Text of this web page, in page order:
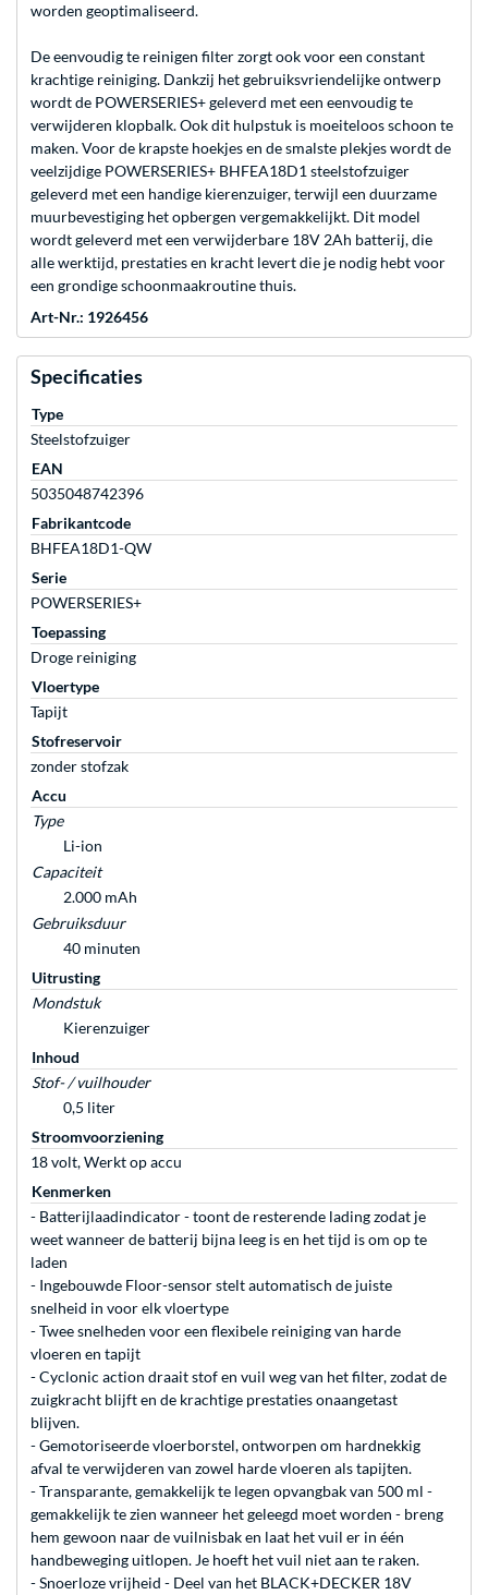
worden geoptimaliseerd.
De eenvoudig te reinigen filter zorgt ook voor een constant
krachtige reiniging. Dankzij het gebruiksvriendelijke ontwerp
wordt de POWERSERIES+ geleverd met een eenvoudig te
verwijderen klopbalk. Ook dit hulpstuk is moeiteloos schoon te
maken. Voor de krapste hoekjes en de smalste plekjes wordt de
veelzijdige POWERSERIES+ BHFEA18D1 steelstofzuiger
geleverd met een handige kierenzuiger, terwijl een duurzame
muurbevestiging het opbergen vergemakkelijkt. Dit model
wordt geleverd met een verwijderbare 18V 2Ah batterij, die
alle werktijd, prestaties en kracht levert die je nodig hebt voor
een grondige schoonmaakroutine thuis.
Art-Nr.: 1926456
Specificaties
Type
Steelstofzuiger
EAN
5035048742396
Fabrikantcode
BHFEA18D1-QW
Serie
POWERSERIES+
Toepassing
Droge reiniging
Vloertype
Tapijt
Stofreservoir
zonder stofzak
Accu
Type
Li-ion
Capaciteit
2.000 mAh
Gebruiksduur
40 minuten
Uitrusting
Mondstuk
Kierenzuiger
Inhoud
Stof- / vuilhouder
0,5 liter
Stroomvoorziening
18 volt, Werkt op accu
Kenmerken
- Batterijlaadindicator - toont de resterende lading zodat je
weet wanneer de batterij bijna leeg is en het tijd is om op te
laden
- Ingebouwde Floor-sensor stelt automatisch de juiste
snelheid in voor elk vloertype
- Twee snelheden voor een flexibele reiniging van harde
vloeren en tapijt
- Cyclonic action draait stof en vuil weg van het filter, zodat de
zuigkracht blijft en de krachtige prestaties onaangetast
blijven.
- Gemotoriseerde vloerborstel, ontworpen om hardnekkig
afval te verwijderen van zowel harde vloeren als tapijten.
- Transparante, gemakkelijk te legen opvangbak van 500 ml -
gemakkelijk te zien wanneer het geleegd moet worden - breng
hem gewoon naar de vuilnisbak en laat het vuil er in één
handbeweging uitlopen. Je hoeft het vuil niet aan te raken.
- Snoerloze vrijheid - Deel van het BLACK+DECKER 18V